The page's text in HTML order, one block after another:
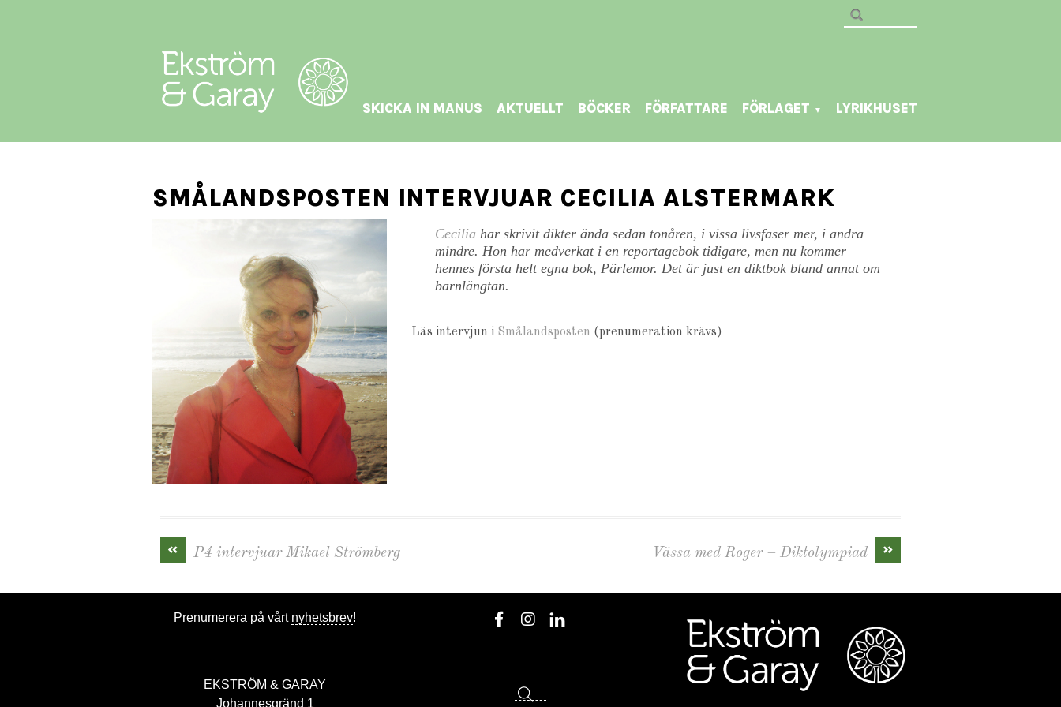
SKICKA IN MANUS AKTUELLT BÖCKER FÖRFATTARE FÖRLAGET ▼ LYRIKHUSET
SMÅLANDSPOSTEN INTERVJUAR CECILIA ALSTERMARK
Ceciliahar skrivit dikter ända sedan tonåren, i vissa livsfaser mer, i andra
mindre. Hon har medverkat i en reportagebok tidigare, men nu kommer
hennes första helt egna bok, Pärlemor. Det är just en diktbok bland annat om
barnlängtan.
Läs intervjun i Smålandsposten (prenumeration krävs)
« P4 intervjuar Mikael Strömberg »
Vässa med Roger – Diktolympiad
Prenumerera på vårt nyhetsbrev!
EKSTRÖM & GARAY
Johannesgränd 1